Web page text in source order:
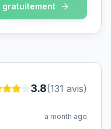
gratuitement
3.8(131 avis)
a month ago